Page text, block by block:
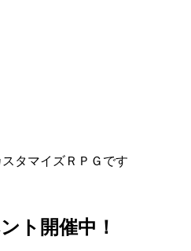
タマイズＲＰＧです
ト開催中！